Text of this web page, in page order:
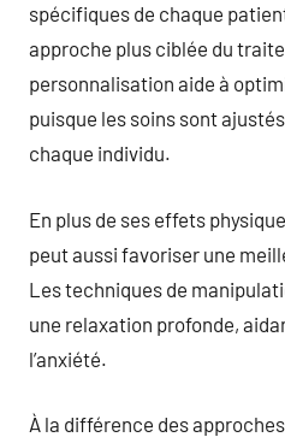
spécifiques de chaque
approche plus ciblée du
personnalisation aide à
puisque les soins sont
chaque individu.
En plus de ses effets
peut aussi favoriser une
Les techniques de
une relaxation profonde,
l’anxiété.
À la différence des